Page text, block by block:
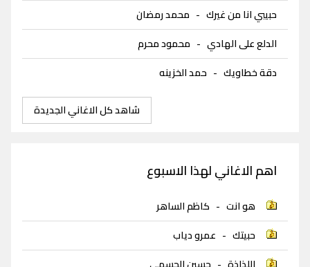
حبيبي انا من غيرك - محمد رمضان
الدلع على الهادي - محمود محرم
دقة خطاويك - حمد الخزينه
شاهد كل الاغاني الجديدة
اهم الاغاني لهذا الاسبوع
هو انت - كاظم الساهر
حبيتك - عمرو دياب